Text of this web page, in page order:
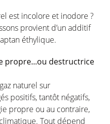
est incolore et inodore ?
provient d’un additif
éthylique.
propre...ou destructrice
naturel sur
positifs, tantôt négatifs,
propre ou au contraire,
Tout dépend